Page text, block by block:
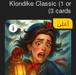
Klondike Classic (1 or
3 cards)
أعلى